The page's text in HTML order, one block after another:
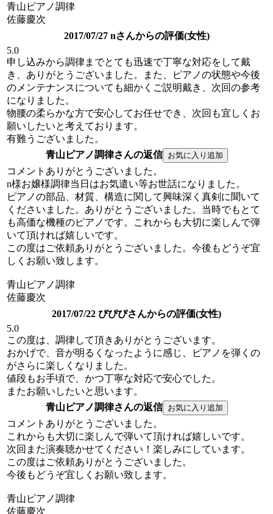
青山ピアノ調律
佐藤慶次
2017/07/27 nさんからの評価(女性)
5.0
申し込みから調律までとても迅速で丁寧な対応をして戴
き、ありがとうございました。また、ピアノの状態や今後
のメンテナンスについても細かくご説明戴き、次回の参考
になりました。
物腰の柔らかな方で安心してお任せでき、次回も宜しくお
願いしたいと考えております。
有難うございました。
青山ピアノ調律さんの返信
コメントありがとうございました。
n様お嬢様調律当日はお気遣い等お世話になりました。
ピアノの部品、材質、構造に関して興味深く真剣に聞いて
くださいました。ありがとうございました。当時でもとて
も高価な機種のピアノです。これからも大切に楽しんで弾
いて頂ければ嬉しいです。
この度はご依頼ありがとうございました。今後もどうぞ宜
しくお願い致します。
青山ピアノ調律
佐藤慶次
2017/07/22 ぴぴぴさんからの評価(女性)
5.0
この度は、調律して頂きありがとうございます。
おかげで、音が明るくなったように感じ、ピアノを弾くの
がさらに楽しくなりました。
値段もお手頃で、かつ丁寧な対応で安心でした。
またお願いしたいと思います。
青山ピアノ調律さんの返信
コメントありがとうございました。
これからも大切に楽しんで弾いて頂ければ嬉しいです。
次回また演奏聴かせてください！楽しみにしています。
この度はご依頼ありがとうございました。
今後もどうぞ宜しくお願い致します。
青山ピアノ調律
佐藤慶次